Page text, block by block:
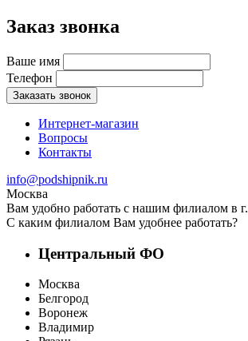
Заказ звонка
Ваше имя
Телефон
Заказать звонок
Интернет-магазин
Вопросы
Контакты
info@podshipnik.ru
Москва
Вам удобно работать с нашим филиалом в г.
С каким филиалом Вам удобнее работать?
Центральный ФО
Москва
Белгород
Воронеж
Владимир